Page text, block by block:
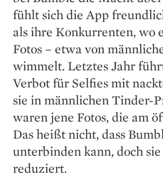
fühlt sich die App
als ihre Konkurrenten, wo
Fotos – etwa von
wimmelt. Letztes Jahr
Verbot für Selfies mit
sie in männlichen Tinder-
waren jene Fotos, die am
Das heißt nicht, dass
unterbinden kann, doch
reduziert.